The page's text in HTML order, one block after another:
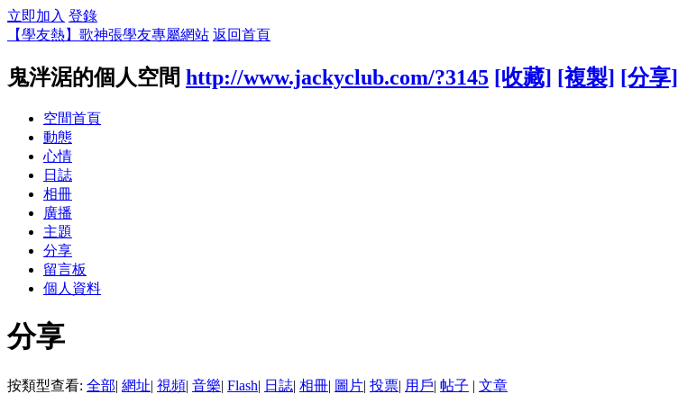
立即加入 登錄
【學友熱】歌神張學友專屬網站 返回首頁
鬼泮涺的個人空間 http://www.jackyclub.com/?3145 [收藏] [複製] [分享]
空間首頁
動態
心情
日誌
相冊
廣播
主題
分享
留言板
個人資料
分享
按類型查看: 全部| 網址| 視頻| 音樂| Flash| 日誌| 相冊| 圖片| 投票| 用戶| 帖子 | 文章